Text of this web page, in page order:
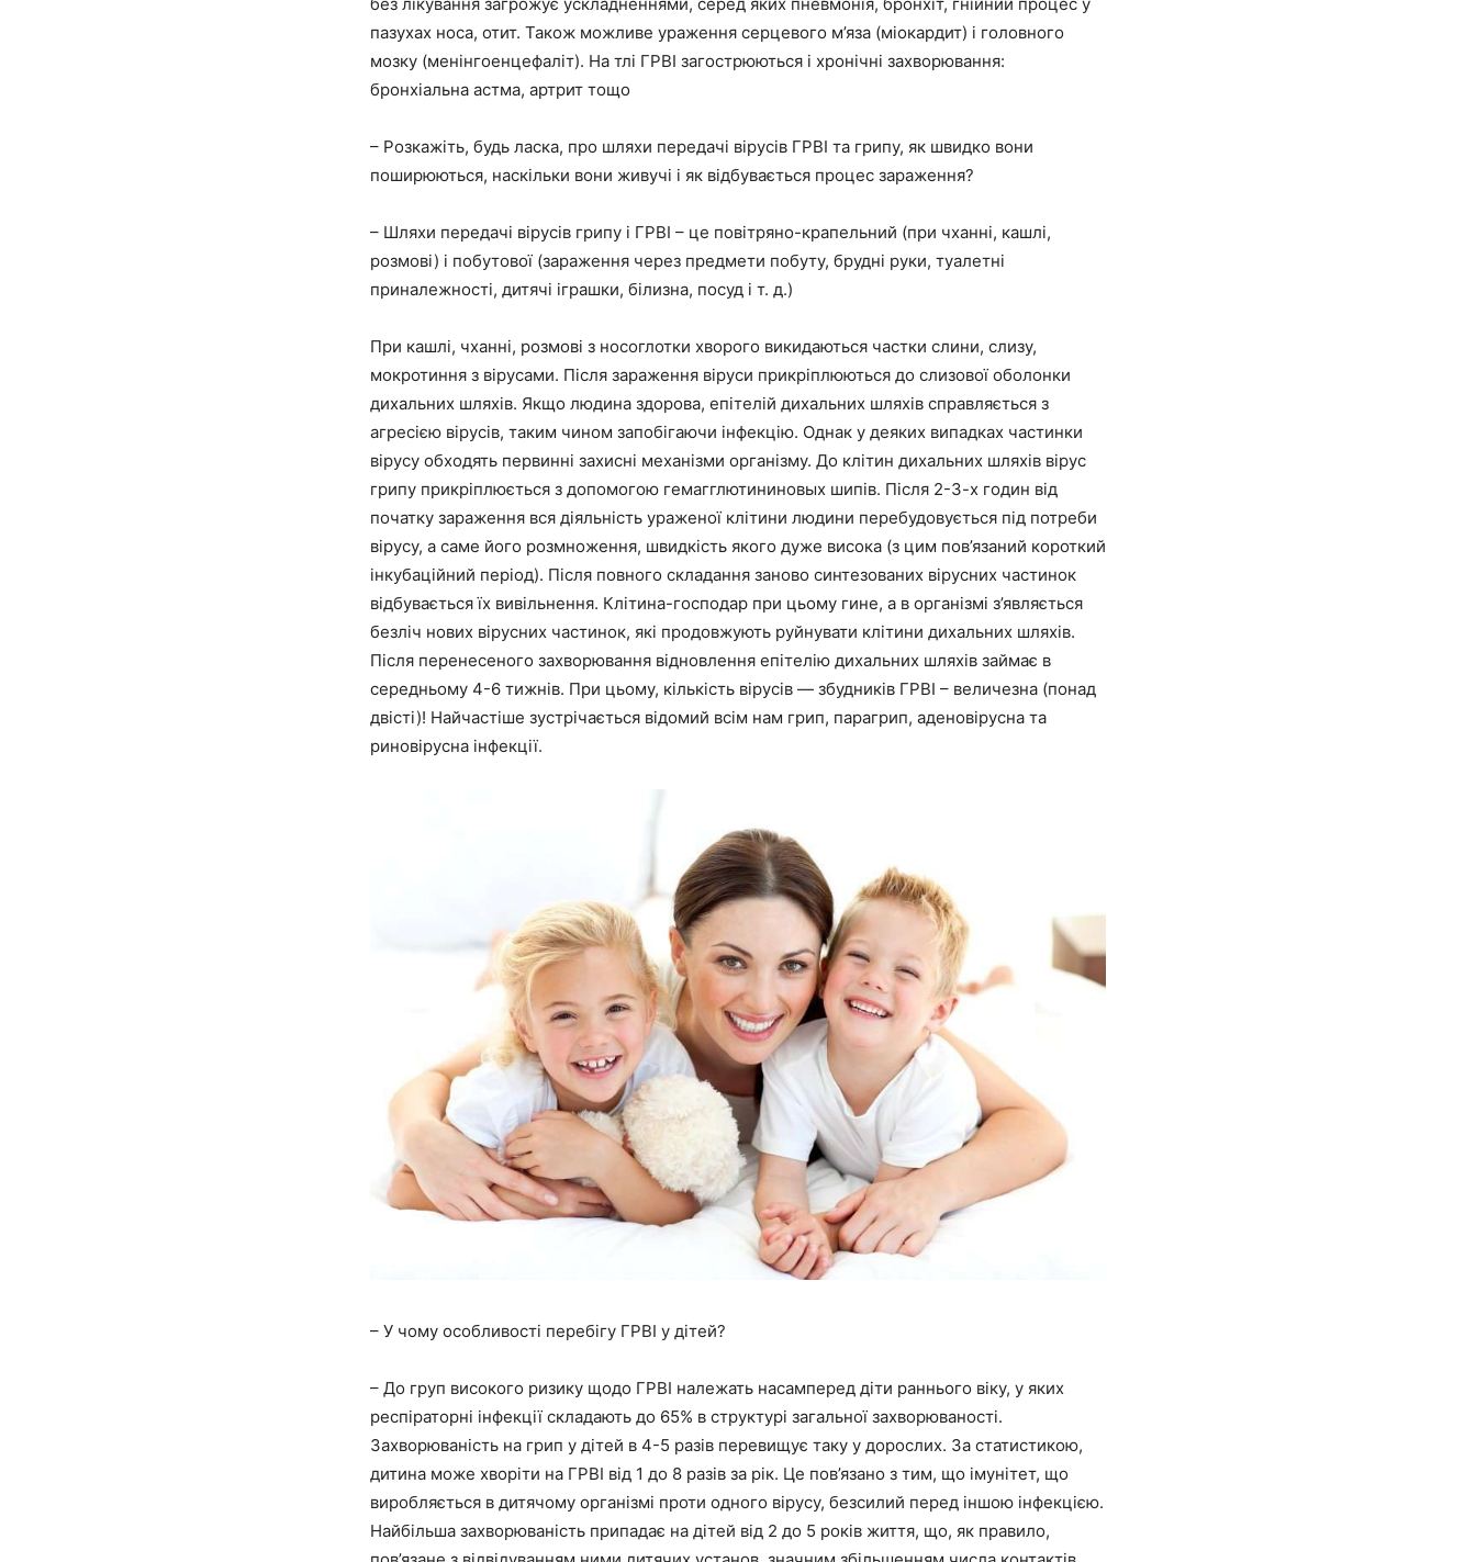
без лікування загрожує ускладненнями, серед яких пневмонія, бронхіт, гнійний процес у
пазухах носа, отит. Також можливе ураження серцевого м’яза (міокардит) і головного
мозку (менінгоенцефаліт). На тлі ГРВІ загострюються і хронічні захворювання:
бронхіальна астма, артрит тощо
– Розкажіть, будь ласка, про шляхи передачі вірусів ГРВІ та грипу, як швидко вони
поширюються, наскільки вони живучі і як відбувається процес зараження?
– Шляхи передачі вірусів грипу і ГРВІ – це повітряно-крапельний (при чханні, кашлі,
розмові) і побутової (зараження через предмети побуту, брудні руки, туалетні
приналежності, дитячі іграшки, білизна, посуд і т. д.)
При кашлі, чханні, розмові з носоглотки хворого викидаються частки слини, слизу,
мокротиння з вірусами. Після зараження віруси прикріплюються до слизової оболонки
дихальних шляхів. Якщо людина здорова, епітелій дихальних шляхів справляється з
агресією вірусів, таким чином запобігаючи інфекцію. Однак у деяких випадках частинки
вірусу обходять первинні захисні механізми організму. До клітин дихальних шляхів вірус
грипу прикріплюється з допомогою гемагглютининовых шипів. Після 2-3-х годин від
початку зараження вся діяльність ураженої клітини людини перебудовується під потреби
вірусу, а саме його розмноження, швидкість якого дуже висока (з цим пов’язаний короткий
інкубаційний період). Після повного складання заново синтезованих вірусних частинок
відбувається їх вивільнення. Клітина-господар при цьому гине, а в організмі з’являється
безліч нових вірусних частинок, які продовжують руйнувати клітини дихальних шляхів.
Після перенесеного захворювання відновлення епітелію дихальних шляхів займає в
середньому 4-6 тижнів. При цьому, кількість вірусів — збудників ГРВІ – величезна (понад
двісті)! Найчастіше зустрічається відомий всім нам грип, парагрип, аденовірусна та
риновірусна інфекції.
– У чому особливості перебігу ГРВІ у дітей?
– До груп високого ризику щодо ГРВІ належать насамперед діти раннього віку, у яких
респіраторні інфекції складають до 65% в структурі загальної захворюваності.
Захворюваність на грип у дітей в 4-5 разів перевищує таку у дорослих. За статистикою,
дитина може хворіти на ГРВІ від 1 до 8 разів за рік. Це пов’язано з тим, що імунітет, що
виробляється в дитячому організмі проти одного вірусу, безсилий перед іншою інфекцією.
Найбільша захворюваність припадає на дітей від 2 до 5 років життя, що, як правило,